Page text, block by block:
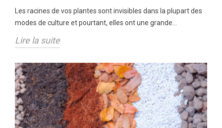
Les racines de vos plantes sont invisibles dans la plupart des
modes de culture et pourtant, elles ont une grande...
Lire la suite